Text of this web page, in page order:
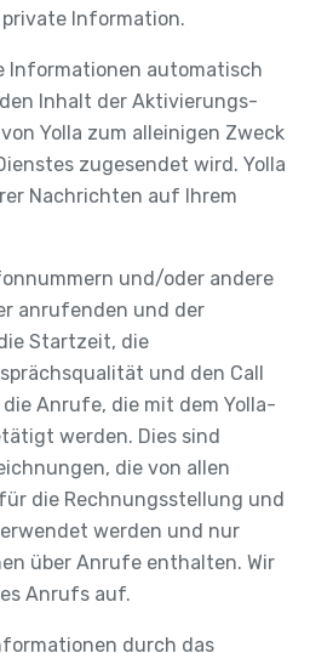
Information.
Informationen automatisch
Inhalt der Aktivierungs-
Yolla zum alleinigen Zweck
zugesendet wird. Yolla
Nachrichten auf Ihrem
und/oder andere
anrufenden und der
Startzeit, die
und den Call
Anrufe, die mit dem Yolla-
werden. Dies sind
die von allen
die Rechnungsstellung und
werden und nur
über Anrufe enthalten. Wir
Anrufs auf.
durch das